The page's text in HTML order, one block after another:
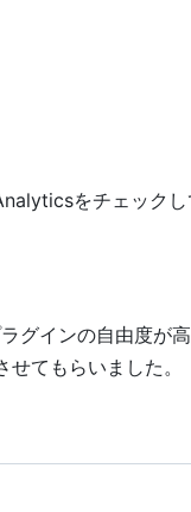
をチェック
インの自由度が
せてもらいました。